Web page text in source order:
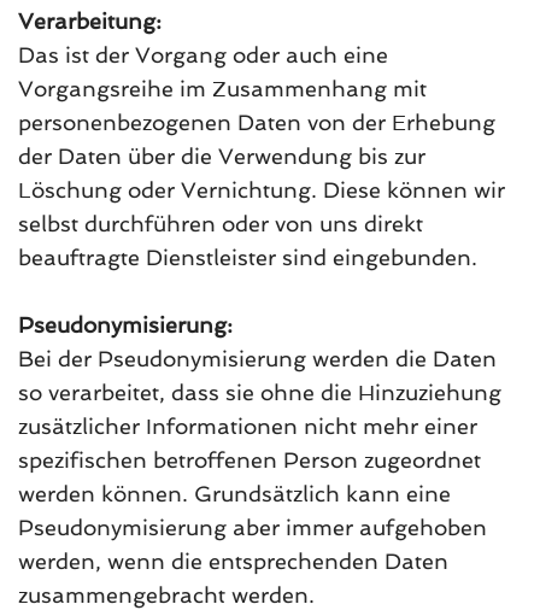
Verarbeitung:
Das ist der Vorgang oder auch eine
Vorgangsreihe im Zusammenhang mit
personenbezogenen Daten von der Erhebung
der Daten über die Verwendung bis zur
Löschung oder Vernichtung. Diese können wir
selbst durchführen oder von uns direkt
beauftragte Dienstleister sind eingebunden.
Pseudonymisierung:
Bei der Pseudonymisierung werden die Daten
so verarbeitet, dass sie ohne die Hinzuziehung
zusätzlicher Informationen nicht mehr einer
spezifischen betroffenen Person zugeordnet
werden können. Grundsätzlich kann eine
Pseudonymisierung aber immer aufgehoben
werden, wenn die entsprechenden Daten
zusammengebracht werden.